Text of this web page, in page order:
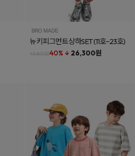
뉴키피그먼트상하SET(11호~23호)
43,800원40% ↓ 26,300원